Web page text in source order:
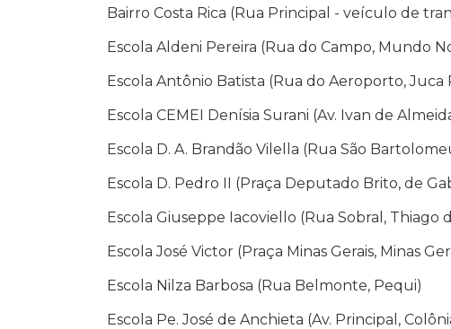
Bairro Costa Rica (Rua Principal - veículo de
Escola Aldeni Pereira (Rua do Campo, Mundo
Escola Antônio Batista (Rua do Aeroporto, Juca
Escola CEMEI Denísia Surani (Av. Ivan de
Escola D. A. Brandão Vilella (Rua São
Escola D. Pedro II (Praça Deputado Brito, de
Escola Giuseppe Iacoviello (Rua Sobral, Thiago
Escola José Victor (Praça Minas Gerais, Minas
Escola Nilza Barbosa (Rua Belmonte, Pequi)
Escola Pe. José de Anchieta (Av. Principal,